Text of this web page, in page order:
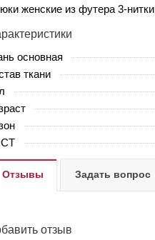
женские из футера 3-нитки
основная
ткани
Отзывы Задать вопрос
отзыв